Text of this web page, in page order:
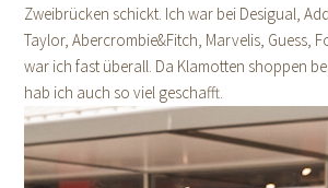
Zweibrücken schickt. Ich war bei Desigual,
Taylor, Abercrombie&Fitch, Marvelis, Guess,
war ich fast überall. Da Klamotten shoppen
hab ich auch so viel geschafft.